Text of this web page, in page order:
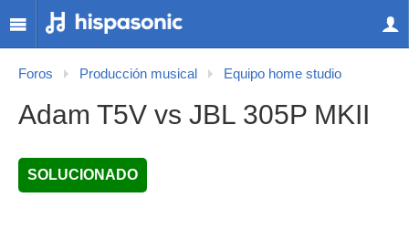
Foros Producción musical Equipo home studio
Adam T5V vs JBL 305P MKII
SOLUCIONADO